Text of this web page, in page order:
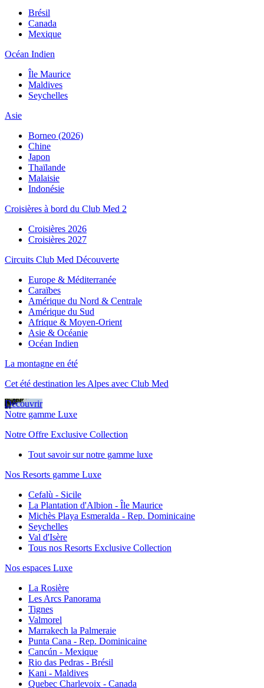
Brésil
Canada
Mexique
Océan Indien
Île Maurice
Maldives
Seychelles
Asie
Borneo (2026)
Chine
Japon
Thaïlande
Malaisie
Indonésie
Croisières à bord du Club Med 2
Croisières 2026
Croisières 2027
Circuits Club Med Découverte
Europe & Méditerranée
Caraïbes
Amérique du Nord & Centrale
Amérique du Sud
Afrique & Moyen-Orient
Asie & Océanie
Océan Indien
La montagne en été
Cet été destination les Alpes avec Club Med
Découvrir
Notre gamme Luxe
Notre Offre Exclusive Collection
Tout savoir sur notre gamme luxe
Nos Resorts gamme Luxe
Cefalù - Sicile
La Plantation d'Albion - Île Maurice
Michès Playa Esmeralda - Rep. Dominicaine
Seychelles
Val d'Isère
Tous nos Resorts Exclusive Collection
Nos espaces Luxe
La Rosière
Les Arcs Panorama
Tignes
Valmorel
Marrakech la Palmeraie
Punta Cana - Rep. Dominicaine
Cancún - Mexique
Rio das Pedras - Brésil
Kani - Maldives
Quebec Charlevoix - Canada